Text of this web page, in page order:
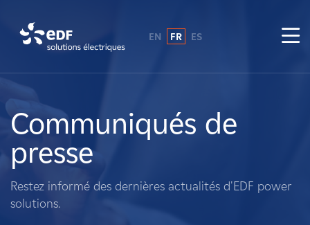
A propos de nous
Ce que nous faisons
Propriétaires fonciers
EN FR ES
Communiqués de
presse
Restez informé des dernières actualités d'EDF power
solutions.